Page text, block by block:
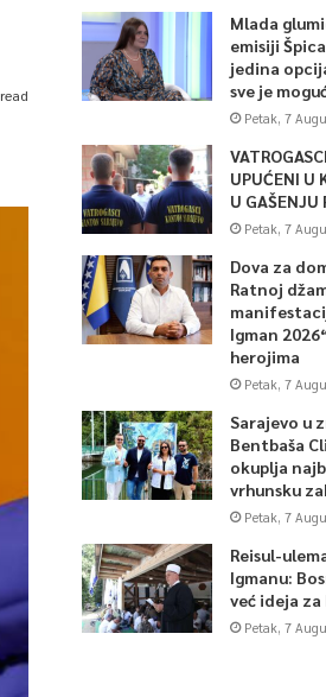
Mlada
emisiji
jedina
sve je
Petak, 7
UPUĆENI U
U GAŠENJU
Petak, 7
Dova za
Ratnoj
Igman
herojima
Petak, 7
Sarajevo u
Bentbaša
okuplja
vrhunsku
Petak, 7
Reisul-
Igmanu:
već ideja za
Petak, 7